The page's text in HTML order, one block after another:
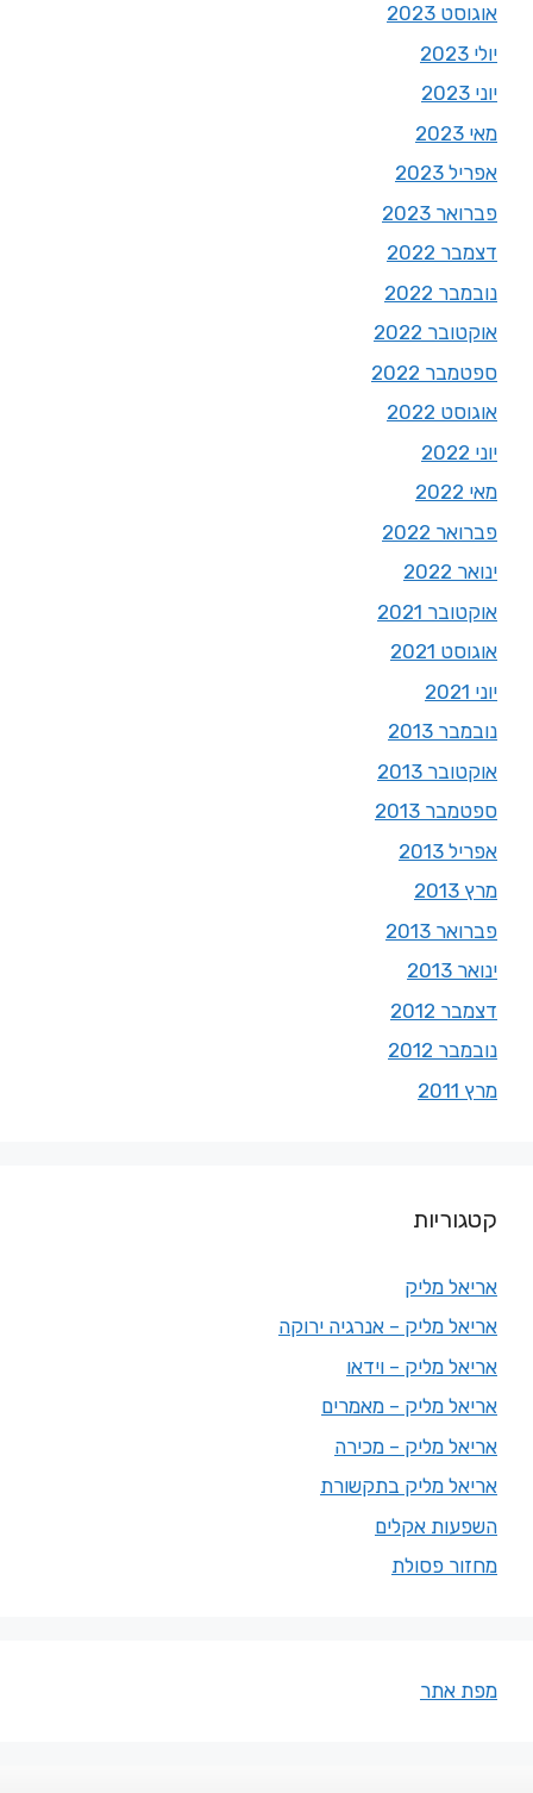
אוגוסט 2023
יולי 2023
יוני 2023
מאי 2023
אפריל 2023
פברואר 2023
דצמבר 2022
נובמבר 2022
אוקטובר 2022
ספטמבר 2022
אוגוסט 2022
יוני 2022
מאי 2022
פברואר 2022
ינואר 2022
אוקטובר 2021
אוגוסט 2021
יוני 2021
נובמבר 2013
אוקטובר 2013
ספטמבר 2013
אפריל 2013
מרץ 2013
פברואר 2013
ינואר 2013
דצמבר 2012
נובמבר 2012
מרץ 2011
קטגוריות
אריאל מליק
אריאל מליק – אנרגיה ירוקה
אריאל מליק – וידאו
אריאל מליק – מאמרים
אריאל מליק – מכירה
אריאל מליק בתקשורת
השפעות אקלים
מחזור פסולת
מפת אתר